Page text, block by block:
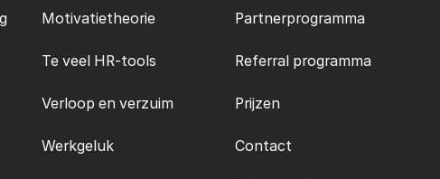
Motivatietheorie
Te veel HR-tools
Verloop en verzuim
Werkgeluk
Partnerprogramma
Referral programma
Prijzen
Contact